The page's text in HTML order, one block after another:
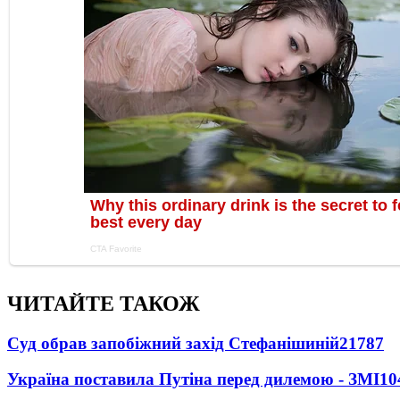
ЧИТАЙТЕ ТАКОЖ
Суд обрав запобіжний захід Стефанішиній21787
Україна поставила Путіна перед дилемою - ЗМІ